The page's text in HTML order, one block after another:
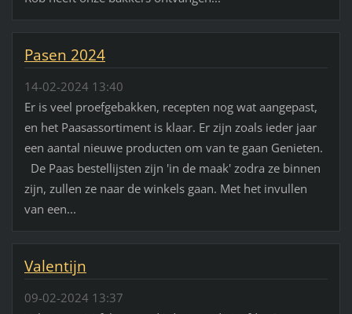
Pasen 2024
14-02-2024 13:40
Er is veel proefgebakken, recepten nog wat aangepast,
en het Paasassortiment is klaar. Er zijn zoals ieder jaar
een aantal nieuwe producten om van te gaan Genieten.
De Paas bestellijsten zijn 'in de maak' zodra ze binnen
zijn, zullen ze naar de winkels gaan. Met het invullen
van een...
Valentijn
09-02-2024 13:37